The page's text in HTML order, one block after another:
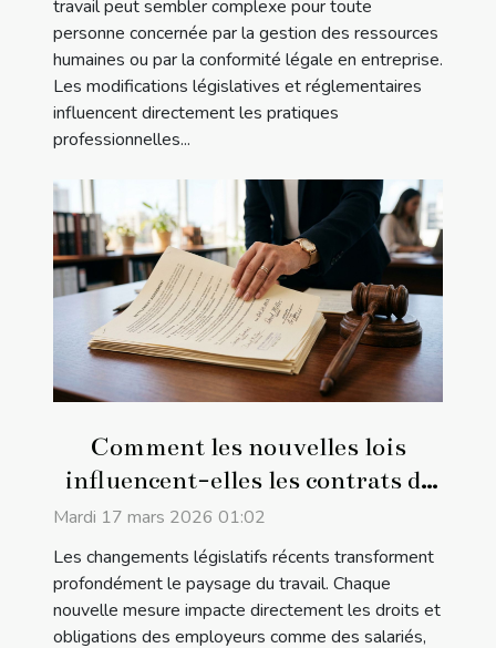
travail peut sembler complexe pour toute
personne concernée par la gestion des ressources
humaines ou par la conformité légale en entreprise.
Les modifications législatives et réglementaires
influencent directement les pratiques
professionnelles...
Comment les nouvelles lois
influencent-elles les contrats de
travail ?
Mardi 17 mars 2026 01:02
Les changements législatifs récents transforment
profondément le paysage du travail. Chaque
nouvelle mesure impacte directement les droits et
obligations des employeurs comme des salariés,